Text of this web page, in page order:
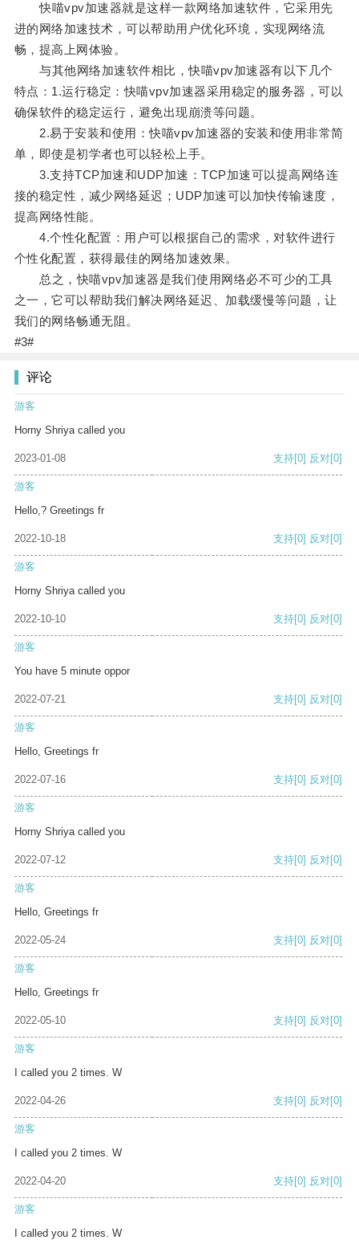
快喵vpv加速器就是这样一款网络加速软件，它采用先
进的网络加速技术，可以帮助用户优化环境，实现网络流
畅，提高上网体验。
与其他网络加速软件相比，快喵vpv加速器有以下几个
特点：1.运行稳定：快喵vpv加速器采用稳定的服务器，可以
确保软件的稳定运行，避免出现崩溃等问题。
2.易于安装和使用：快喵vpv加速器的安装和使用非常简
单，即使是初学者也可以轻松上手。
3.支持TCP加速和UDP加速：TCP加速可以提高网络连
接的稳定性，减少网络延迟；UDP加速可以加快传输速度，
提高网络性能。
4.个性化配置：用户可以根据自己的需求，对软件进行
个性化配置，获得最佳的网络加速效果。
总之，快喵vpv加速器是我们使用网络必不可少的工具
之一，它可以帮助我们解决网络延迟、加载缓慢等问题，让
我们的网络畅通无阻。
#3#
评论
游客
Horny Shriya called you
2023-01-08 支持[0] 反对[0]
游客
Hello,? Greetings fr
2022-10-18 支持[0] 反对[0]
游客
Horny Shriya called you
2022-10-10 支持[0] 反对[0]
游客
You have 5 minute oppor
2022-07-21 支持[0] 反对[0]
游客
Hello, Greetings fr
2022-07-16 支持[0] 反对[0]
游客
Horny Shriya called you
2022-07-12 支持[0] 反对[0]
游客
Hello, Greetings fr
2022-05-24 支持[0] 反对[0]
游客
Hello, Greetings fr
2022-05-10 支持[0] 反对[0]
游客
I called you 2 times. W
2022-04-26 支持[0] 反对[0]
游客
I called you 2 times. W
2022-04-20 支持[0] 反对[0]
游客
I called you 2 times. W